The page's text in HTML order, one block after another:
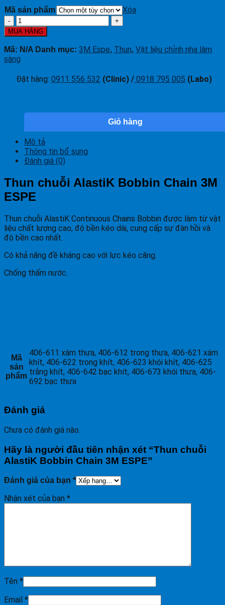
Mã sản phẩm Xóa
Thun
chuỗi
AlastiK
Bobbin
Chain
3M
số
MUA HÀNG
Mã: N/A Danh mục: 3M Espe, Thun, Vật liệu chỉnh nha lâm
sàng
Đặt hàng: 0911 556 532 (Clinic) / 0918 795 005 (Labo)
Giỏ hàng
Mô tả
Thông tin bổ sung
Đánh giá (0)
Thun chuỗi AlastiK Bobbin Chain 3M
ESPE
Thun chuỗi AlastiK Continuous Chains Bobbin được làm từ vật
liệu chất lượng cao, độ bền kéo dài, cung cấp sự đàn hồi và
độ bền cao nhất.
Có khả năng đề kháng cao với lực kéo căng.
Chống thấm nước.
Mã
sản
phẩm
406-611 xám thưa, 406-612 trong thưa, 406-621 xám
khít, 406-622 trong khít, 406-623 khói khít, 406-625
trắng khít, 406-642 bạc khít, 406-673 khói thưa, 406-
692 bạc thưa
Đánh giá
Chưa có đánh giá nào.
Hãy là người đầu tiên nhận xét “Thun chuỗi
AlastiK Bobbin Chain 3M ESPE”
Đánh giá của bạn *
Nhận xét của bạn *
Tên *
Email *